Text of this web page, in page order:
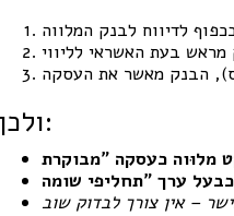
ולכן:
– אין צורך לבדוק שוב